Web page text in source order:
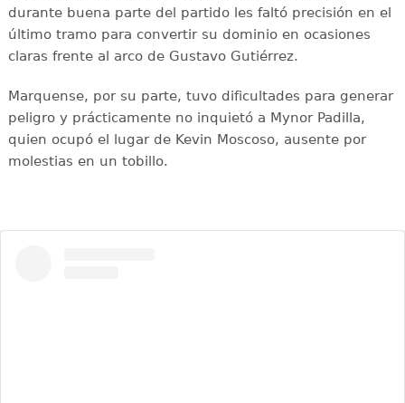
durante buena parte del partido les faltó precisión en el
último tramo para convertir su dominio en ocasiones
claras frente al arco de Gustavo Gutiérrez.
Marquense, por su parte, tuvo dificultades para generar
peligro y prácticamente no inquietó a Mynor Padilla,
quien ocupó el lugar de Kevin Moscoso, ausente por
molestias en un tobillo.